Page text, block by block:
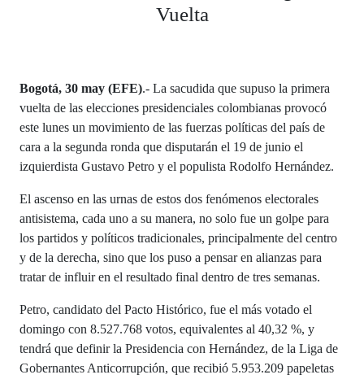
Vuelta
Bogotá, 30 may (EFE).- La sacudida que supuso la primera
vuelta de las elecciones presidenciales colombianas provocó
este lunes un movimiento de las fuerzas políticas del país de
cara a la segunda ronda que disputarán el 19 de junio el
izquierdista Gustavo Petro y el populista Rodolfo Hernández.
El ascenso en las urnas de estos dos fenómenos electorales
antisistema, cada uno a su manera, no solo fue un golpe para
los partidos y políticos tradicionales, principalmente del centro
y de la derecha, sino que los puso a pensar en alianzas para
tratar de influir en el resultado final dentro de tres semanas.
Petro, candidato del Pacto Histórico, fue el más votado el
domingo con 8.527.768 votos, equivalentes al 40,32 %, y
tendrá que definir la Presidencia con Hernández, de la Liga de
Gobernantes Anticorrupción, que recibió 5.953.209 papeletas